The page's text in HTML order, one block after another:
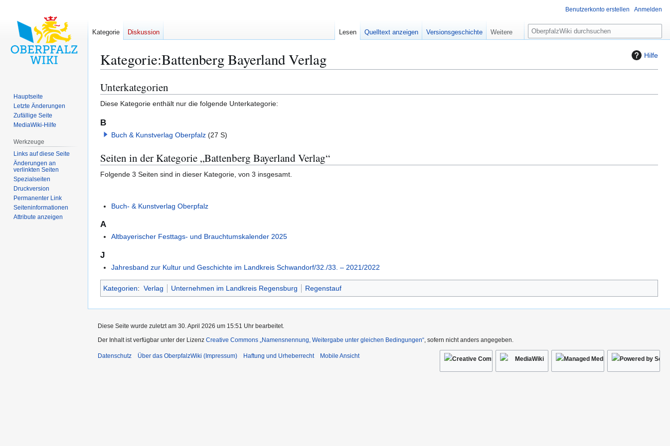
Hilfe
Kategorie:Battenberg Bayerland Verlag
Zur
Navigation
springen
Zur
Suche
springen
Unterkategorien
Diese Kategorie enthält nur die folgende Unterkategorie:
B
Buch & Kunstverlag Oberpfalz (27 S)
Seiten in der Kategorie „Battenberg Bayerland Verlag“
Folgende 3 Seiten sind in dieser Kategorie, von 3 insgesamt.
Buch- & Kunstverlag Oberpfalz
A
Altbayerischer Festtags- und Brauchtumskalender 2025
J
Jahresband zur Kultur und Geschichte im Landkreis Schwandorf/32./33. – 2021/2022
Kategorien: Verlag Unternehmen im Landkreis Regensburg Regenstauf
Benutzerkonto erstellen Anmelden
Kategorie Diskussion Lesen Quelltext anzeigen Versionsgeschichte Weitere
S
u
e
Hauptseite
Letzte Änderungen
Zufällige Seite
MediaWiki-Hilfe
Werkzeuge
Links auf diese Seite
Änderungen an
verlinkten Seiten
Spezialseiten
Druckversion
Permanenter Link
Seiten­­informationen
Attribute anzeigen
Diese Seite wurde zuletzt am 30. April 2026 um 15:51 Uhr bearbeitet.
Der Inhalt ist verfügbar unter der Lizenz Creative Commons „Namensnennung, Weitergabe unter gleichen Bedingungen“ , sofern nicht anders angegeben.
Datenschutz Über das OberpfalzWiki (Impressum) Haftung und Urheberrecht Mobile Ansicht